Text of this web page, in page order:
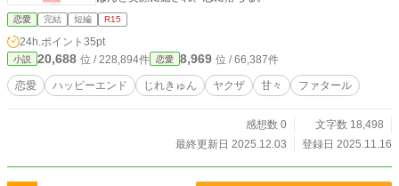
恋愛 完結 短編 R15
24h.ポイント 35pt
小説 20,688 位 / 228,894件 恋愛 8,969 位 / 66,387件
恋愛 ハッピーエンド じれきゅん ヤクザ 甘々 ファタール
感想数 0
文字数 18,498
最終更新日 2025.12.03
登録日 2025.11.16